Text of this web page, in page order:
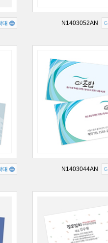
대 N1403052AN
대 N1403044AN